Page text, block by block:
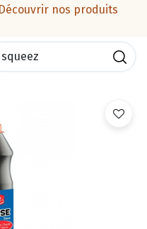
Découvrir nos produits